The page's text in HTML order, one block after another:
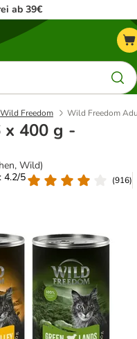
ab 39€
Wild Freedom Wild Freedom
400 g -
Wild)
4.2/5
(916)